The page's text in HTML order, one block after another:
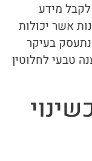
מידע
אשר יכולות
נתעסק בעיקר
טבעי לחלוטין